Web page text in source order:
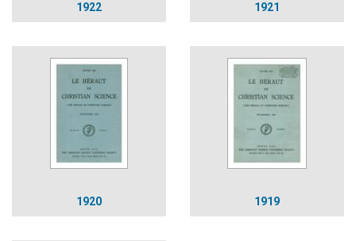
1922 1921
1920 1919